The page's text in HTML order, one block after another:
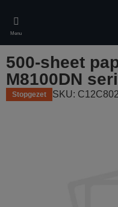
main
content
Menu
500-sheet
M8100DN
Stopgezet SKU: